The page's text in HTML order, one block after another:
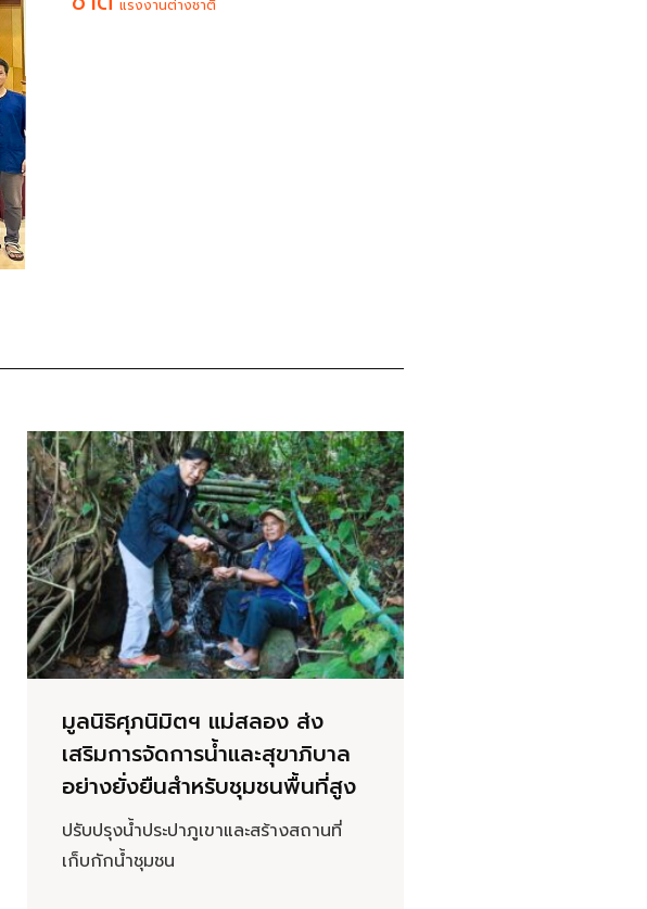
แรงงานต่างชาติ
มูลนิธิศุภนิมิตฯ แม่สลอง ส่ง
เสริมการจัดการน้ำและสุขาภิบาล
อย่างยั่งยืนสำหรับชุมชนพื้นที่สูง
ปรับปรุงน้ำประปาภูเขาและสร้างสถานที่
เก็บกักน้ำชุมชน